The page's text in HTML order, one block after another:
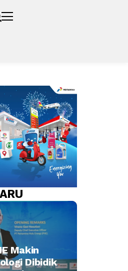
Makin
Dibidik